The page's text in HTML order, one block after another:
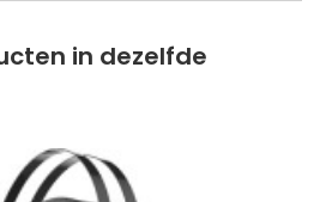
in dezelfde